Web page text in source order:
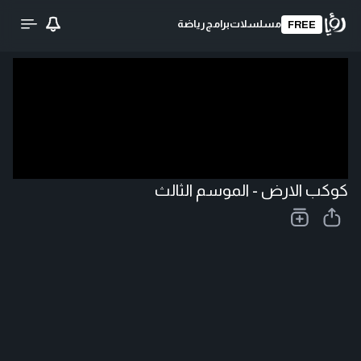
FREE مسلسلاتبرامج رياضة
كوكب الارض - الموسم الثالث